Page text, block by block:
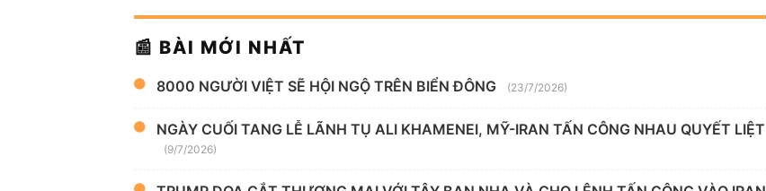
📰 BÀI MỚI NHẤT
8000 NGƯỜI VIỆT SẼ HỘI NGỘ TRÊN BIỂN ĐÔNG (23/7/2026)
NGÀY CUỐI TANG LỄ LÃNH TỤ ALI KHAMENEI, MỸ-IRAN TẤN CÔNG NHAU QUYẾT LIỆT
(9/7/2026)